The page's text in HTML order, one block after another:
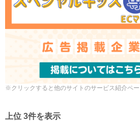
※クリックすると他のサイトのサービス紹介ペ
上位 3件を表示